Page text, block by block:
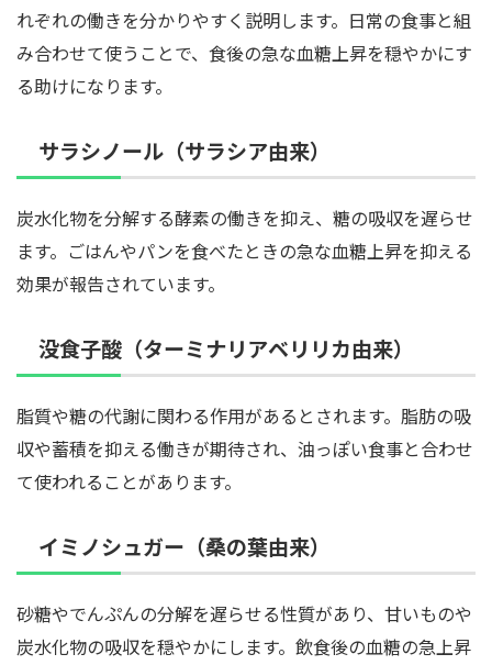
れぞれの働きを分かりやすく説明します。日常の食事と組
み合わせて使うことで、食後の急な血糖上昇を穏やかにす
る助けになります。
サラシノール（サラシア由来）
炭水化物を分解する酵素の働きを抑え、糖の吸収を遅らせ
ます。ごはんやパンを食べたときの急な血糖上昇を抑える
効果が報告されています。
没食子酸（ターミナリアベリリカ由来）
脂質や糖の代謝に関わる作用があるとされます。脂肪の吸
収や蓄積を抑える働きが期待され、油っぽい食事と合わせ
て使われることがあります。
イミノシュガー（桑の葉由来）
砂糖やでんぷんの分解を遅らせる性質があり、甘いものや
炭水化物の吸収を穏やかにします。飲食後の血糖の急上昇